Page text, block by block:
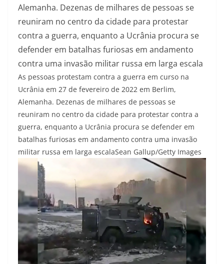
Alemanha. Dezenas de milhares de pessoas se
reuniram no centro da cidade para protestar
contra a guerra, enquanto a Ucrânia procura se
defender em batalhas furiosas em andamento
contra uma invasão militar russa em larga escala
As pessoas protestam contra a guerra em curso na
Ucrânia em 27 de fevereiro de 2022 em Berlim,
Alemanha. Dezenas de milhares de pessoas se
reuniram no centro da cidade para protestar contra a
guerra, enquanto a Ucrânia procura se defender em
batalhas furiosas em andamento contra uma invasão
militar russa em larga escalaSean Gallup/Getty Images